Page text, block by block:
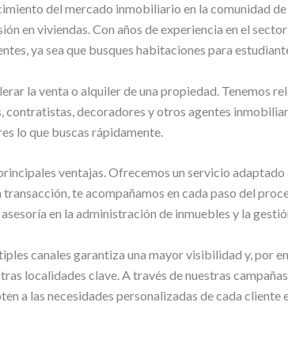
del mercado inmobiliario en la comunidad
en viviendas. Con años de experiencia en el
ya sea que busques habitaciones para
la venta o alquiler de una propiedad. Tenemos
decoradores y otros agentes
lo que buscas rápidamente.
ventajas. Ofrecemos un servicio
te acompañamos en cada paso del
en la administración de inmuebles y la
canales garantiza una mayor visibilidad y, por
localidades clave. A través de nuestras
a las necesidades personalizadas de cada